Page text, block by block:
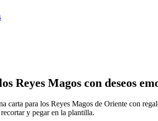
Reyes Magos con deseos
carta para los Reyes Magos de Oriente con
y pegar en la plantilla.